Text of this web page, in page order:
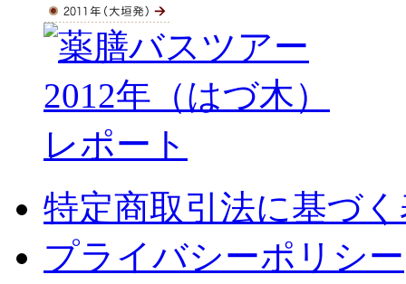
特定商取引法に基づ
プライバシーポリシー